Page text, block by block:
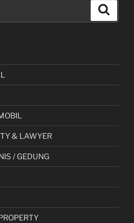
& LAWYER
/ GEDUNG